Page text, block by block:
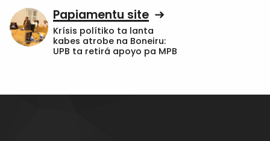
Papiamentu site
Krísis polítiko ta lanta
kabes atrobe na Boneiru:
UPB ta retirá apoyo pa MPB